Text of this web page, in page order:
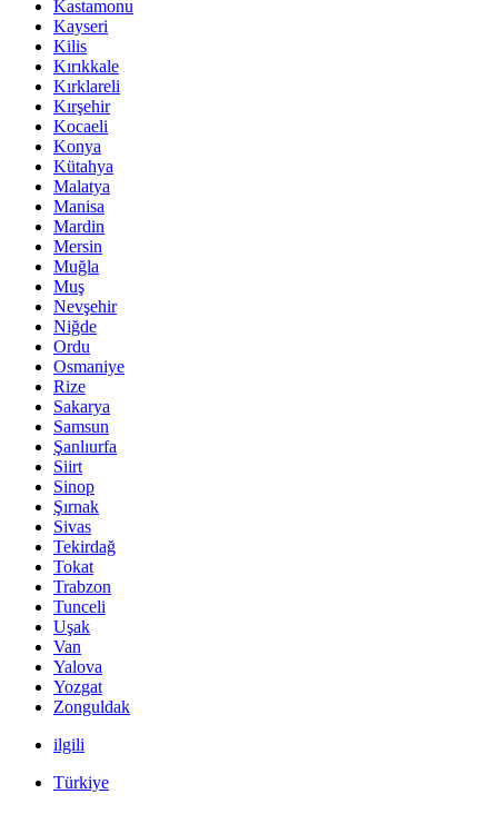
Kastamonu
Kayseri
Kilis
Kırıkkale
Kırklareli
Kırşehir
Kocaeli
Konya
Kütahya
Malatya
Manisa
Mardin
Mersin
Muğla
Muş
Nevşehir
Niğde
Ordu
Osmaniye
Rize
Sakarya
Samsun
Şanlıurfa
Siirt
Sinop
Şırnak
Sivas
Tekirdağ
Tokat
Trabzon
Tunceli
Uşak
Van
Yalova
Yozgat
Zonguldak
ilgili
Türkiye